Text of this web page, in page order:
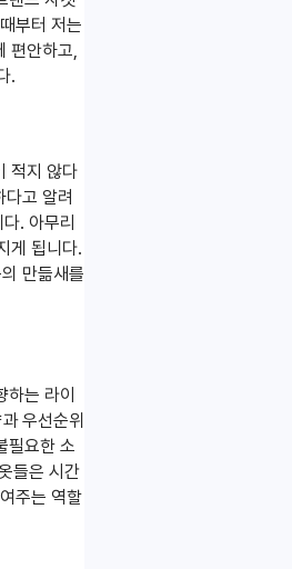
부터 저는
편안하고,
.
적지 않다
고 알려
. 아무리
게 됩니다.
만듦새를
하는 라이
우선순위
필요한 소
들은 시간
주는 역할